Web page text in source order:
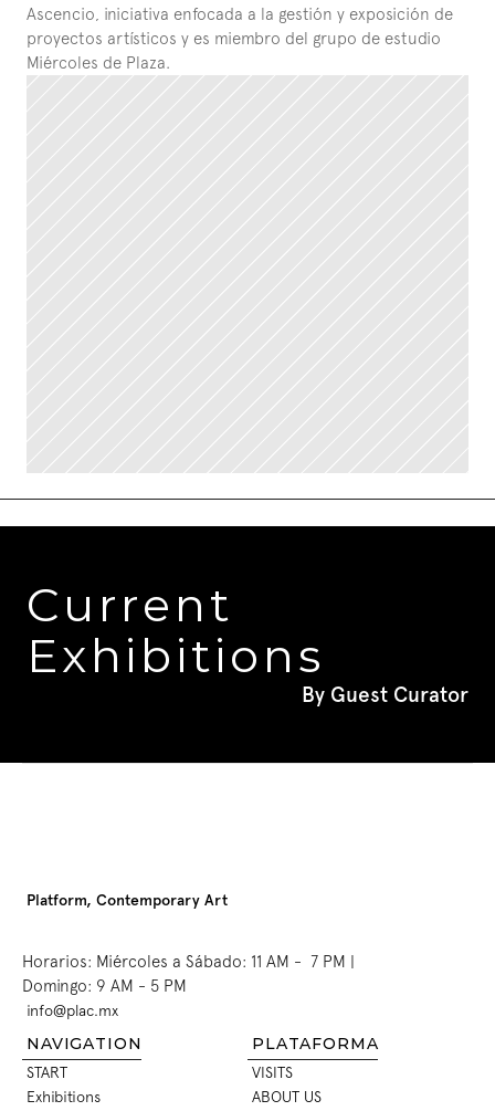
Ascencio, iniciativa enfocada a la gestión y exposición de
proyectos artísticos y es miembro del grupo de estudio
Miércoles de Plaza.
Current
Exhibitions
By Guest Curator
Platform, Contemporary Art
Horarios: Miércoles a Sábado: 11 AM -  7 PM |
Domingo: 9 AM - 5 PM
info@plac.mx
INFO@PLAC.MX
NAVIGATION
START
START
Exhibitions
PLATAFORMA
VISITS
VISITS
ABOUT US